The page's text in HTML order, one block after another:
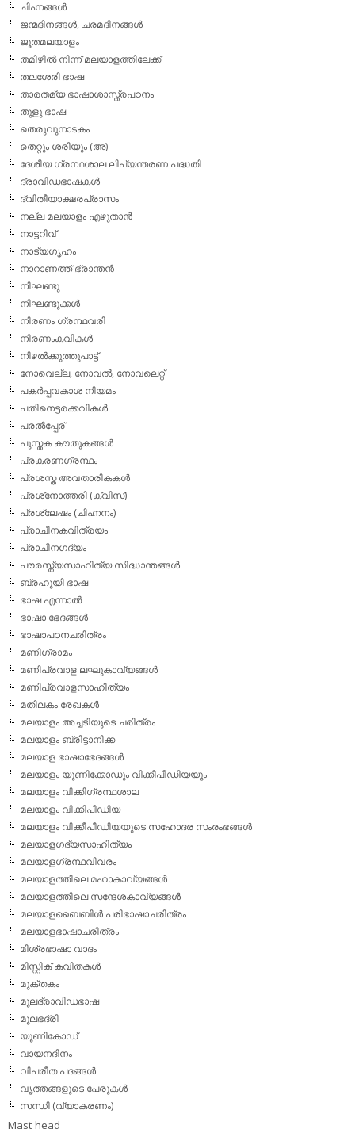
ചിഹ്നങ്ങള്‍
ജന്മദിനങ്ങള്‍, ചരമദിനങ്ങള്‍
ജൂതമലയാളം
തമിഴില്‍ നിന്ന് മലയാളത്തിലേക്ക്
തലശേരി ഭാഷ
താരതമ്യ ഭാഷാശാസ്ത്രപഠനം
തുളു ഭാഷ
തെരുവുനാടകം
തെറ്റും ശരിയും (അ)
ദേശീയ ഗ്രന്ഥശാല ലിപ്യന്തരണ പദ്ധതി
ദ്രാവിഡഭാഷകള്‍
ദ്വിതീയാക്ഷരപ്രാസം
നല്ല മലയാളം എഴുതാന്‍
നാട്ടറിവ്
നാട്യഗൃഹം
നാറാണത്ത് ഭ്രാന്തന്‍
നിഘണ്ടു
നിഘണ്ടുക്കള്‍
നിരണം ഗ്രന്ഥവരി
നിരണംകവികള്‍
നിഴല്‍ക്കുത്തുപാട്ട്
നോവെല്ല, നോവല്‍, നോവലെറ്റ്
പകര്‍പ്പവകാശ നിയമം
പതിനെട്ടരക്കവികള്‍
പരല്‍പ്പേര്
പുസ്തക കൗതുകങ്ങള്‍
പ്രകരണഗ്രന്ഥം
പ്രശസ്ത അവതാരികകള്‍
പ്രശ്‌നോത്തരി (ക്വിസ്)
പ്രശ്ലേഷം (ചിഹ്നനം)
പ്രാചീനകവിത്രയം
പ്രാചീനഗദ്യം
പൗരസ്ത്യസാഹിത്യ സിദ്ധാന്തങ്ങള്‍
ബ്രഹൂയി ഭാഷ
ഭാഷ എന്നാല്‍
ഭാഷാ ഭേദങ്ങള്‍
ഭാഷാപഠനചരിത്രം
മണിഗ്രാമം
മണിപ്രവാള ലഘുകാവ്യങ്ങള്‍
മണിപ്രവാളസാഹിത്യം
മതിലകം രേഖകള്‍
മലയാളം അച്ചടിയുടെ ചരിത്രം
മലയാളം ബ്രിട്ടാനിക്ക
മലയാള ഭാഷാഭേദങ്ങള്‍
മലയാളം യൂണിക്കോഡും വിക്കീപീഡിയയും
മലയാളം വിക്കിഗ്രന്ഥശാല
മലയാളം വിക്കിപീഡിയ
മലയാളം വിക്കീപീഡിയയുടെ സഹോദര സംരംഭങ്ങള്‍
മലയാളഗദ്യസാഹിത്യം
മലയാളഗ്രന്ഥവിവരം
മലയാളത്തിലെ മഹാകാവ്യങ്ങള്‍
മലയാളത്തിലെ സന്ദേശകാവ്യങ്ങള്‍
മലയാളബൈബിള്‍ പരിഭാഷാചരിത്രം
മലയാളഭാഷാചരിത്രം
മിശ്രഭാഷാ വാദം
മിസ്റ്റിക് കവിതകള്‍
മുക്തകം
മൂലദ്രാവിഡഭാഷ
മൂലഭദ്രി
യൂണികോഡ്
വായനദിനം
വിപരീത പദങ്ങള്‍
വൃത്തങ്ങളുടെ പേരുകള്‍
സന്ധി (വ്യാകരണം)
Mast head